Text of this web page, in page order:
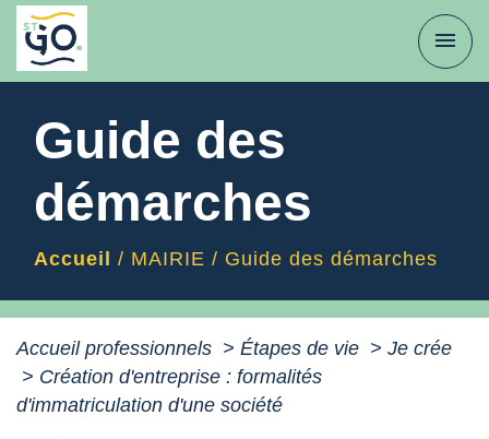
menu
Guide des
démarches
Accueil / MAIRIE / Guide des démarches
Accueil professionnels > Étapes de vie > Je crée
> Création d'entreprise : formalités
d'immatriculation d'une société